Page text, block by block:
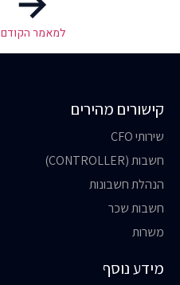
למאמר הקודם
קישורים מהירים
שירותי CFO
חשבות (CONTROLLER)
הנהלת חשבונות
חשבות שכר
משרות
מידע נוסף